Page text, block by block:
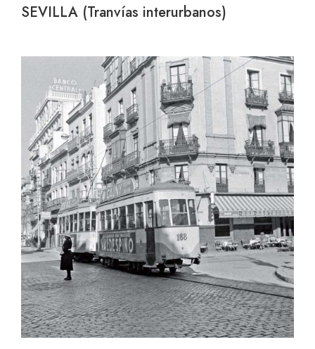
SEVILLA (Tranvías interurbanos)